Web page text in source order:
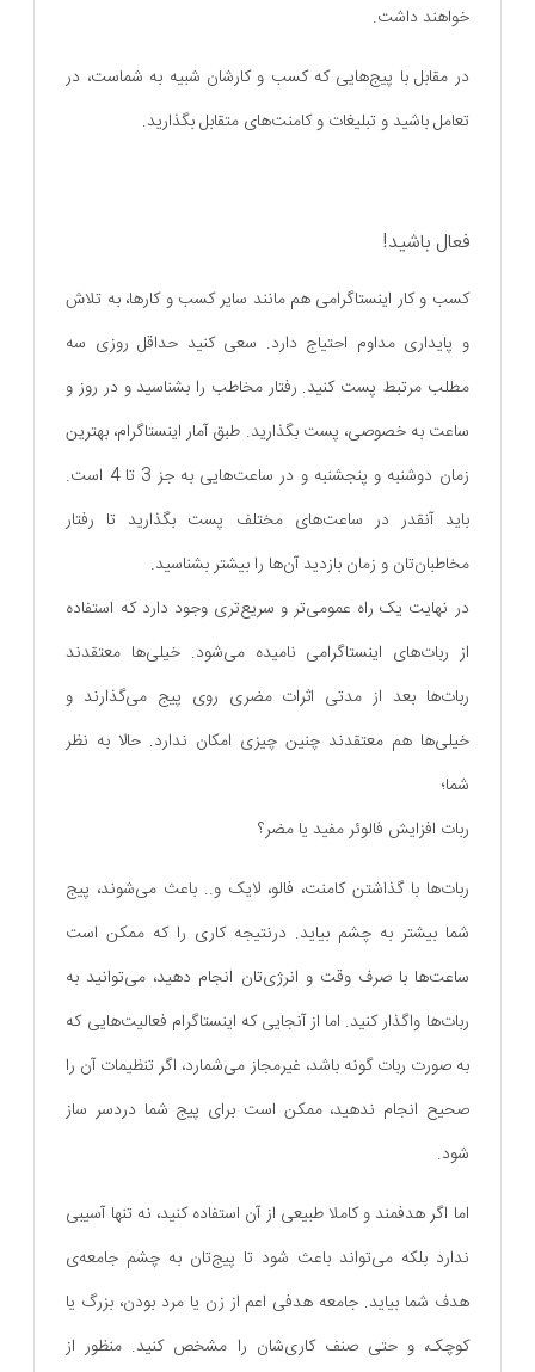
خواهند داشت.
در مقابل با پیج‌هایی که کسب و کارشان شبیه به شماست، در
تعامل باشید و تبلیغات و کامنت‌های متقابل بگذارید.
فعال باشید!
کسب و کار اینستاگرامی هم مانند سایر کسب و کارها، به تلاش
و پایداری مداوم احتیاج دارد. سعی کنید حداقل روزی سه
مطلب مرتبط پست کنید. رفتار مخاطب را بشناسید و در روز و
ساعت به خصوصی، پست بگذارید. طبق آمار اینستاگرام، بهترین
زمان دوشنبه و پنجشنبه و در ساعت‌هایی به جز 3 تا 4 است.
باید آنقدر در ساعت‌های مختلف پست بگذارید تا رفتار
مخاطبان‌تان و زمان بازدید آن‌ها را بیشتر بشناسید.
در نهایت یک راه عمومی‌تر و سریع‌تری وجود دارد که استفاده
از ربات‌های اینستاگرامی نامیده می‌شود. خیلی‌ها معتقدند
ربات‌ها بعد از مدتی اثرات مضری روی پیج می‌گذارند و
خیلی‌ها هم معتقدند چنین چیزی امکان ندارد. حالا به نظر
شما؛
ربات افزایش فالوئر مفید یا مضر؟
ربات‌ها با گذاشتن کامنت، فالو، لایک و.. باعث می‌شوند، پیج
شما بیشتر به چشم بیاید. درنتیجه کاری را که ممکن است
ساعت‌ها با صرف وقت و انرژی‌تان انجام دهید، می‌توانید به
ربات‌ها واگذار کنید. اما از آنجایی که اینستاگرام فعالیت‌هایی که
به صورت ربات گونه باشد، غیرمجاز می‌شمارد، اگر تنظیمات آن را
صحیح انجام ندهید، ممکن است برای پیج شما دردسر ساز
شود.
اما اگر هدفمند و کاملا طبیعی از آن استفاده کنید، نه تنها آسیبی
ندارد بلکه می‌تواند باعث شود تا پیج‌تان به چشم جامعه‌ی
هدف شما بیاید. جامعه هدفی اعم از زن یا مرد بودن، بزرگ یا
کوچک، و حتی صنف کاری‌شان را مشخص کنید. منظور از